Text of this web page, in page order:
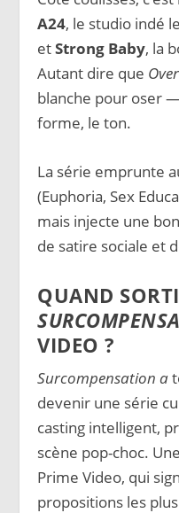
A24, le studio indé
etStrong Baby, la
Autant dire que
blanche pour oser
forme, le ton.
La série emprunte
(Euphoria, Sex
mais injecte une
de satire sociale et
QUAND
VIDEO ?
Surcompensation a
devenir une série
casting intelligent,
scène pop-choc.
Prime Video, qui
propositions les